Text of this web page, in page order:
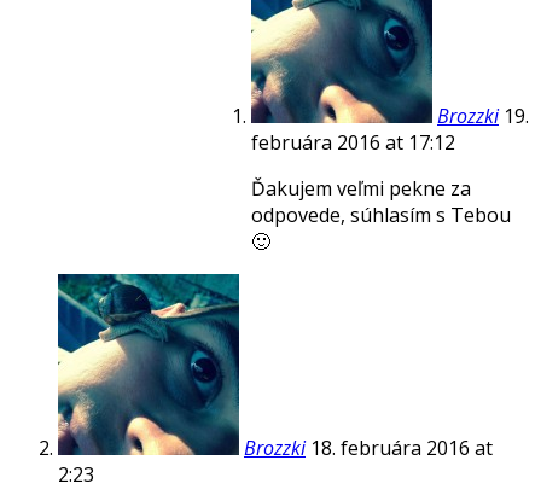
Brozzki 19.
februára 2016 at 17:12
Ďakujem veľmi pekne za
odpovede, súhlasím s Tebou
🙂
Brozzki 18. februára 2016 at
2:23